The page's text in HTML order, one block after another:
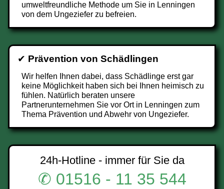
umweltfreundliche Methode um Sie in Lenningen
von dem Ungeziefer zu befreien.
✔ Prävention von Schädlingen
Wir helfen Ihnen dabei, dass Schädlinge erst gar
keine Möglichkeit haben sich bei Ihnen heimisch zu
fühlen. Natürlich beraten unsere
Partnerunternehmen Sie vor Ort in Lenningen zum
Thema Prävention und Abwehr von Ungeziefer.
24h-Hotline - immer für Sie da
✆ 01516 - 11 35 544